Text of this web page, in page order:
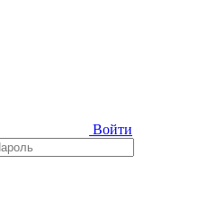
Войти